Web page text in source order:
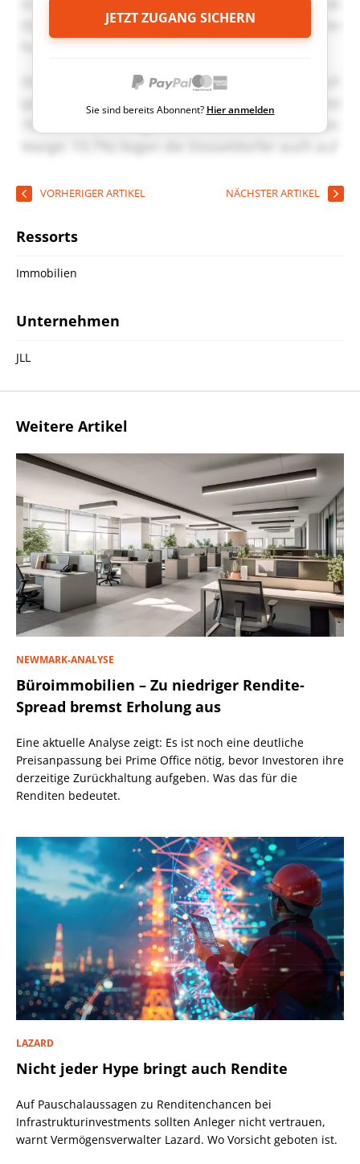
JETZT ZUGANG SICHERN
Sie sind bereits Abonnent? Hier anmelden
VORHERIGER ARTIKEL NÄCHSTER ARTIKEL
Ressorts
Immobilien
Unternehmen
JLL
Weitere Artikel
NEWMARK-ANALYSE
Büroimmobilien – Zu niedriger Rendite-
Spread bremst Erholung aus
Eine aktuelle Analyse zeigt: Es ist noch eine deutliche
Preisanpassung bei Prime Office nötig, bevor Investoren ihre
derzeitige Zurückhaltung aufgeben. Was das für die
Renditen bedeutet.
LAZARD
Nicht jeder Hype bringt auch Rendite
Auf Pauschalaussagen zu Renditenchancen bei
Infrastrukturinvestments sollten Anleger nicht vertrauen,
warnt Vermögensverwalter Lazard. Wo Vorsicht geboten ist.